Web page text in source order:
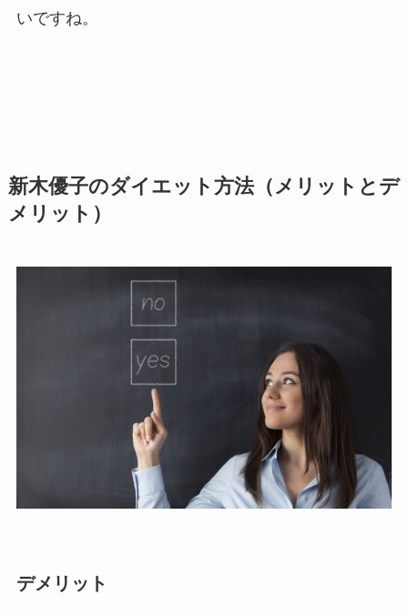
いですね。
新木優子のダイエット方法（メリットとデ
メリット）
デメリット